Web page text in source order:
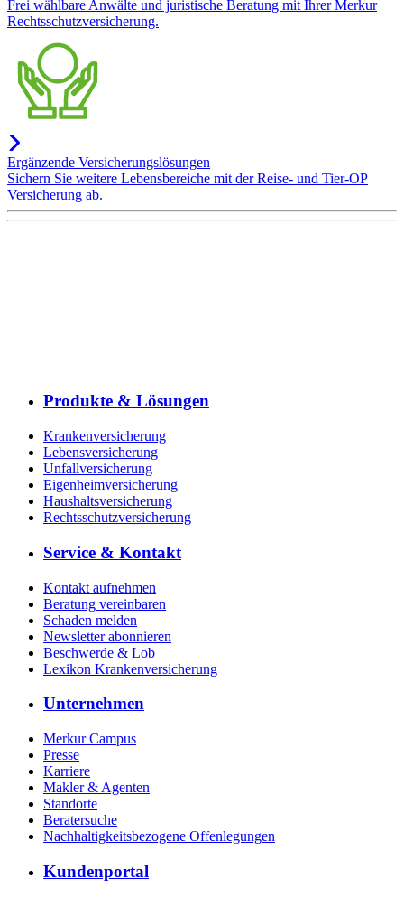
Frei wählbare Anwälte und juristische Beratung mit Ihrer Merkur
Rechtsschutzversicherung.
Ergänzende Versicherungslösungen
Sichern Sie weitere Lebensbereiche mit der Reise- und Tier-OP
Versicherung ab.
Produkte & Lösungen
Krankenversicherung
Lebensversicherung
Unfallversicherung
Eigenheimversicherung
Haushaltsversicherung
Rechtsschutzversicherung
Service & Kontakt
Kontakt aufnehmen
Beratung vereinbaren
Schaden melden
Newsletter abonnieren
Beschwerde & Lob
Lexikon Krankenversicherung
Unternehmen
Merkur Campus
Presse
Karriere
Makler & Agenten
Standorte
Beratersuche
Nachhaltigkeitsbezogene Offenlegungen
Kundenportal